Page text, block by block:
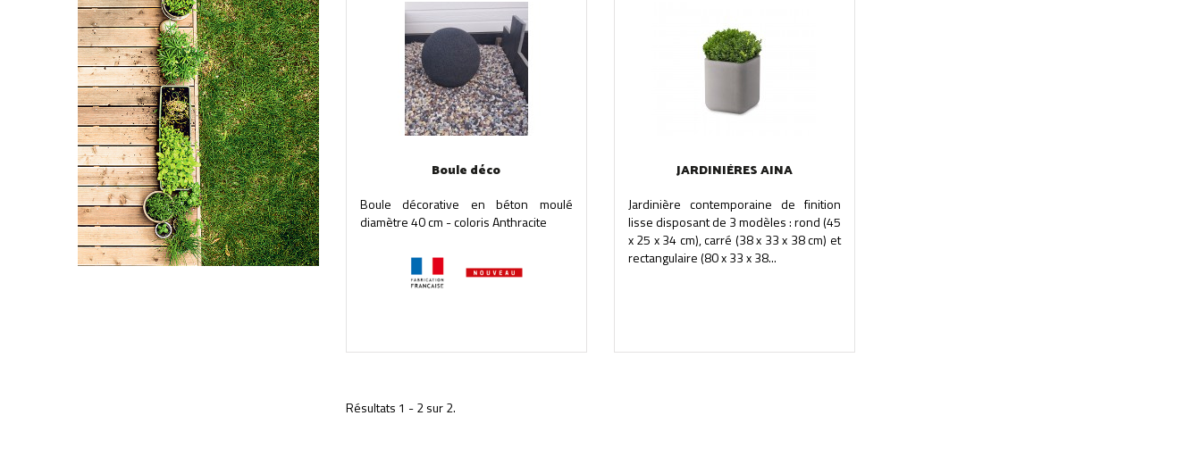
Boule déco
Boule décorative en béton moulé
diamètre 40 cm - coloris Anthracite
JARDINIÈRES AINA
Jardinière contemporaine de finition
lisse disposant de 3 modèles : rond (45
x 25 x 34 cm), carré (38 x 33 x 38 cm) et
rectangulaire (80 x 33 x 38...
Résultats 1 - 2 sur 2.